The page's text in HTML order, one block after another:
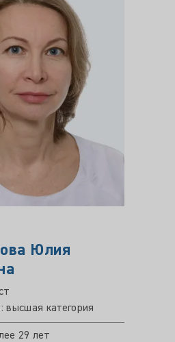
Юлия
высшая категория
29 лет